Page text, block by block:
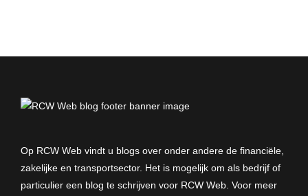
Op RCW Web vindt u blogs over onder andere de financiële,
zakelijke en transportsector. Het is mogelijk om als bedrijf of
particulier een blog te schrijven voor RCW Web. Voor meer